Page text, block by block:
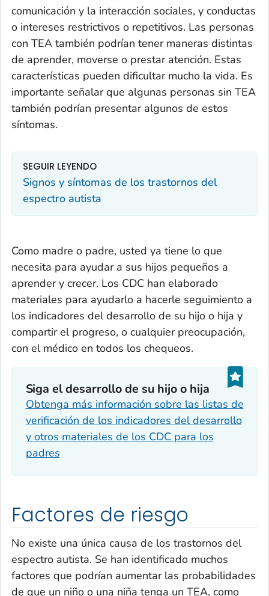
comunicación y la interacción sociales, y conductas
o intereses restrictivos o repetitivos. Las personas
con TEA también podrían tener maneras distintas
de aprender, moverse o prestar atención. Estas
características pueden dificultar mucho la vida. Es
importante señalar que algunas personas sin TEA
también podrían presentar algunos de estos
síntomas.
SEGUIR LEYENDO
Signos y síntomas de los trastornos del
espectro autista
Como madre o padre, usted ya tiene lo que
necesita para ayudar a sus hijos pequeños a
aprender y crecer. Los CDC han elaborado
materiales para ayudarlo a hacerle seguimiento a
los indicadores del desarrollo de su hijo o hija y
compartir el progreso, o cualquier preocupación,
con el médico en todos los chequeos.
Siga el desarrollo de su hijo o hija
Obtenga más información sobre las listas de
verificación de los indicadores del desarrollo
y otros materiales de los CDC para los
padres
Factores de riesgo
No existe una única causa de los trastornos del
espectro autista. Se han identificado muchos
factores que podrían aumentar las probabilidades
de que un niño o una niña tenga un TEA, como